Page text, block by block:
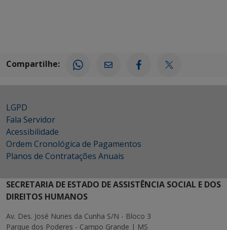
Compartilhe:
LGPD
Fala Servidor
Acessibilidade
Ordem Cronológica de Pagamentos
Planos de Contratações Anuais
SECRETARIA DE ESTADO DE ASSISTÊNCIA SOCIAL E DOS
DIREITOS HUMANOS
Av. Des. José Nunes da Cunha S/N - Bloco 3
Parque dos Poderes - Campo Grande | MS